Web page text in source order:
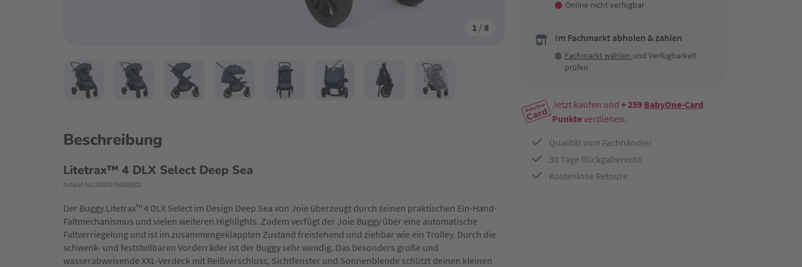
1 / 8
Online nicht verfügbar
Im Fachmarkt abholen & zahlen
Fachmarkt wählen und Verfügbarkeit
prüfen
Jetzt kaufen und + 259 BabyOne-Card
Punkteverdienen.
Qualität vom Fachhändler
30 Tage Rückgaberecht
Kostenlose Retoure
Beschreibung
Litetrax™ 4 DLX Select Deep Sea
Artikel-Nr. 2000579888502
Der Buggy Litetrax™ 4 DLX Select im Design Deep Sea von Joie überzeugt durch seinen praktischen Ein-Hand-
Faltmechanismus und vielen weiteren Highlights. Zudem verfügt der Joie Buggy über eine automatische
Faltverriegelung und ist im zusammengeklappten Zustand freistehend und ziehbar wie ein Trolley. Durch die
schwenk- und feststellbaren Vorderräder ist der Buggy sehr wendig. Das besonders große und
wasserabweisende XXL-Verdeck mit Reißverschluss, Sichtfenster und Sonnenblende schützt deinen kleinen